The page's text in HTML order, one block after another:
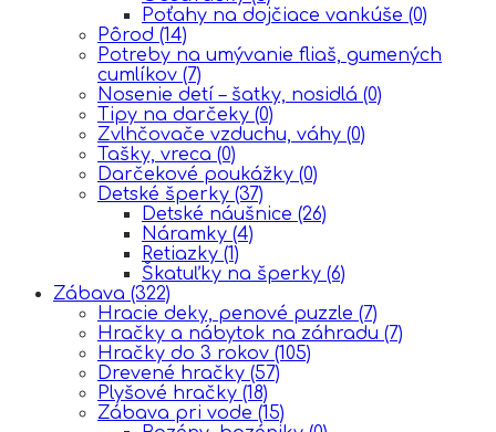
Poťahy na dojčiace vankúše (0)
Pôrod (14)
Potreby na umývanie fliaš, gumených
cumlíkov (7)
Nosenie detí – šatky, nosidlá (0)
Tipy na darčeky (0)
Zvlhčovače vzduchu, váhy (0)
Tašky, vreca (0)
Darčekové poukážky (0)
Detské šperky (37)
Detské náušnice (26)
Náramky (4)
Retiazky (1)
Škatuľky na šperky (6)
Zábava (322)
Hracie deky, penové puzzle (7)
Hračky a nábytok na záhradu (7)
Hračky do 3 rokov (105)
Drevené hračky (57)
Plyšové hračky (18)
Zábava pri vode (15)